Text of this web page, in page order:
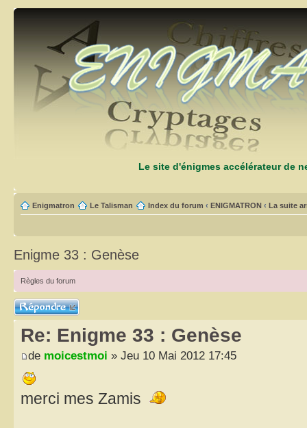
Le site d'énigmes accélérateur de
Enigmatron Le Talisman Index du forum ‹ ENIGMATRON ‹ La suite
Enigme 33 : Genèse
Règles du forum
Répondre
Re: Enigme 33 : Genèse
de moicestmoi » Jeu 10 Mai 2012 17:45
merci mes Zamis